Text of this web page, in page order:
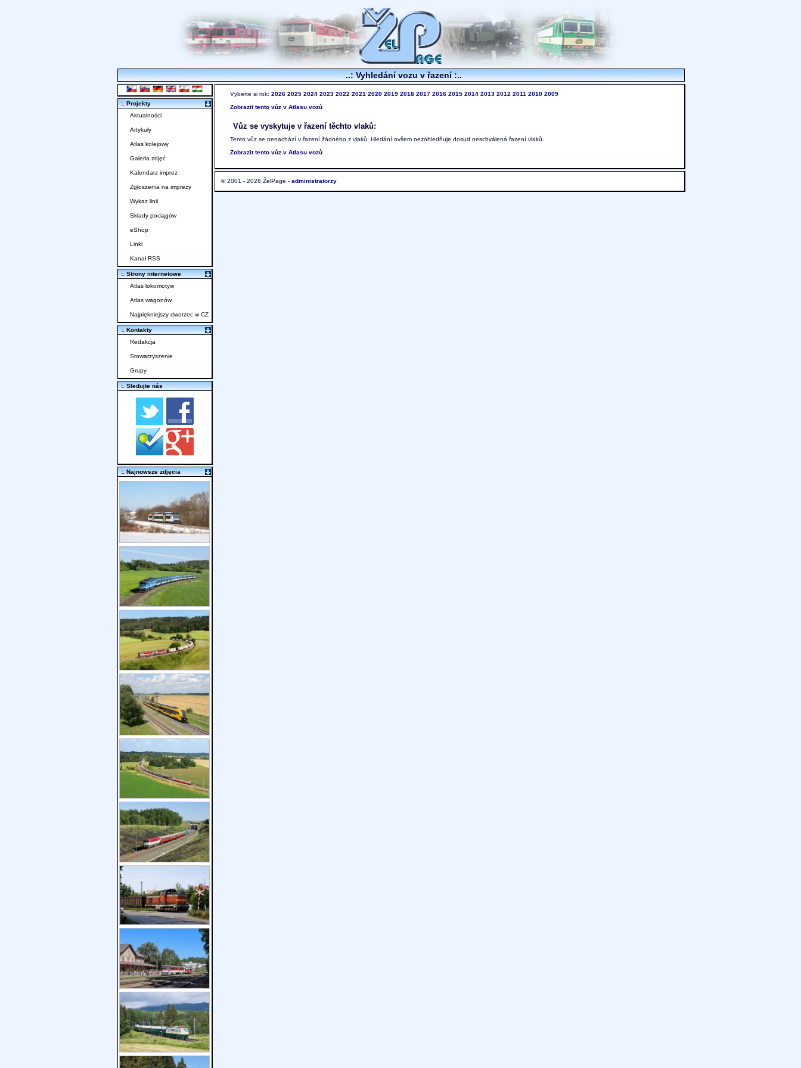
..: Vyhledání vozu v řazení :..
Vyberte si rok: 2026 2025 2024 2023 2022 2021 2020 2019 2018 2017 2016 2015 2014 2013 2012 2011 2010 2009
Zobrazit tento vůz v Atlasu vozů
Vůz se vyskytuje v řazení těchto vlaků:
Tento vůz se nenachází v řazení žádného z vlaků. Hledání ovšem nezohledňuje dosud neschválená řazení vlaků.
Zobrazit tento vůz v Atlasu vozů
© 2001 - 2026 ŽelPage - administratorzy
:. Projekty
Aktualności
Artykuły
Atlas kolejowy
Galeria zdjęć
Kalendarz imprez
Zgłoszenia na imprezy
Wykaz linii
Składy pociągów
eShop
Linki
Kanał RSS
:. Strony internetowe
Atlas lokomotyw
Atlas wagonów
Najpiękniejszy dworzec w CZ
:. Kontakty
Redakcja
Stowarzyszenie
Grupy
:. Sledujte nás
:. Najnowsze zdjęcia